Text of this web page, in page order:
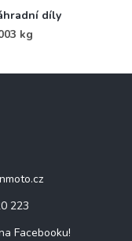
díly
kg
223
Facebooku!